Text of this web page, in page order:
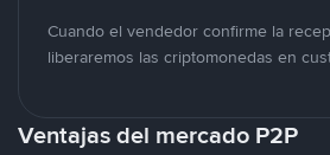
Cuando el vendedor confirme la
liberaremos las criptomonedas en
Ventajas del mercado P2P